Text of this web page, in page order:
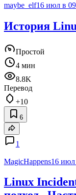
maybe_elf16 июл в
История
Простой
4 мин
8.8K
Перевод
+10
6
1
MagicHappens16 июл
Linux